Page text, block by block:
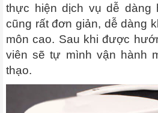
thực hiện dịch vụ dễ dàng
cũng rất đơn giản, dễ dàng
môn cao. Sau khi được
viên sẽ tự mình vận hành
thạo.